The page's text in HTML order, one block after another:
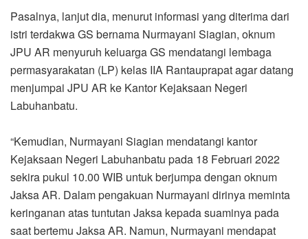
Pasalnya, lanjut dia, menurut informasi yang diterima dari
istri terdakwa GS bernama Nurmayani Siagian, oknum
JPU AR menyuruh keluarga GS mendatangi lembaga
permasyarakatan (LP) kelas IIA Rantauprapat agar datang
menjumpai JPU AR ke Kantor Kejaksaan Negeri
Labuhanbatu.
“Kemudian, Nurmayani Siagian mendatangi kantor
Kejaksaan Negeri Labuhanbatu pada 18 Februari 2022
sekira pukul 10.00 WIB untuk berjumpa dengan oknum
Jaksa AR. Dalam pengakuan Nurmayani dirinya meminta
keringanan atas tuntutan Jaksa kepada suaminya pada
saat bertemu Jaksa AR. Namun, Nurmayani mendapat